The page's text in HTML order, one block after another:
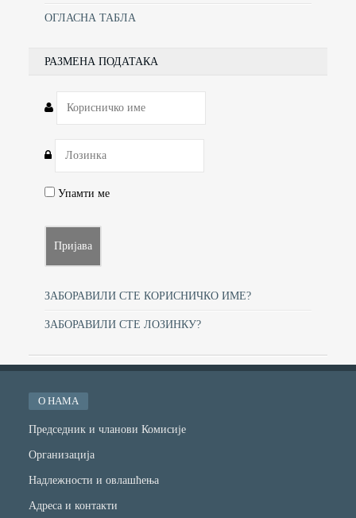
ОГЛАСНА ТАБЛА
РАЗМЕНА ПОДАТАКА
Упамти ме
ЗАБОРАВИЛИ СТЕ КОРИСНИЧКО ИМЕ?
ЗАБОРАВИЛИ СТЕ ЛОЗИНКУ?
О НАМА
Председник и чланови Комисије
Организација
Надлежности и овлашћења
Адреса и контакти